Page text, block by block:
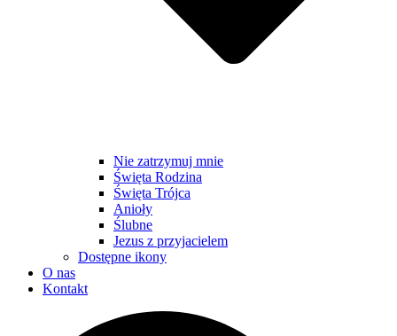
Nie zatrzymuj mnie
Święta Rodzina
Święta Trójca
Anioły
Ślubne
Jezus z przyjacielem
Dostępne ikony
O nas
Kontakt